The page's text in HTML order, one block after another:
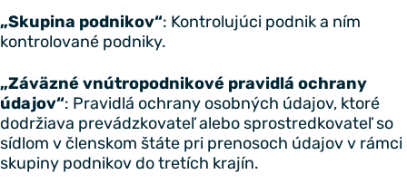
„Skupina podnikov“: Kontrolujúci podnik a ním
kontrolované podniky.
„Záväzné vnútropodnikové pravidlá ochrany
údajov“: Pravidlá ochrany osobných údajov, ktoré
dodržiava prevádzkovateľ alebo sprostredkovateľ so
sídlom v členskom štáte pri prenosoch údajov v rámci
skupiny podnikov do tretích krajín.